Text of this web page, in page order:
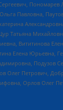
Павловна,
Татьяна
Вититинова
Елена
Подузов
Петрович,
Орлов Олег